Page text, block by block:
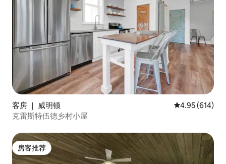
客房 ｜ 威明顿 平均评分 4.95
4.95 (614)
克雷斯特伍德乡村小屋
房客推荐
房客推荐